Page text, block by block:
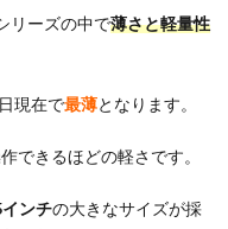
リーズの中で薄さと軽量性
現在で最薄となります。
できるほどの軽さです。
ンチの大きなサイズが採